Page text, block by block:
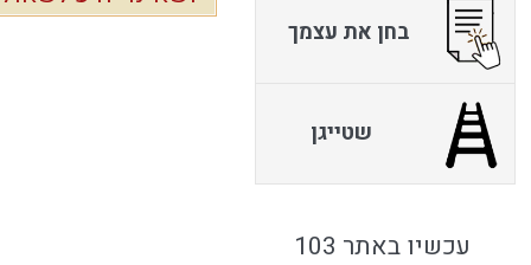
בחן את עצמך
שטייגן
עכשיו באתר 103